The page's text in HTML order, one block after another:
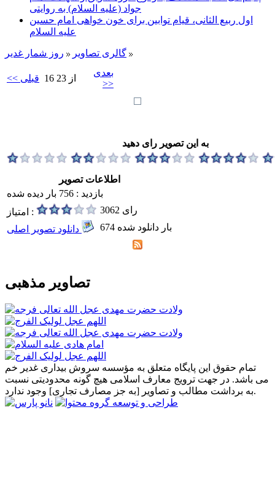
جواد (علیه السلام) به روایتی
اول ربیع الثانی، قیام توابین برای خون خواهی امام حسین
علیه السلام
گالری تصاویر روز شمار غدیر
<< قبلی 16 از 23
بعدی
>>
به این تصویر رای دهید
اطلاعات تصویر
بازدید : 756 بار دیده شده
امتیاز :
3062 رای
674 بار دانلود شده
تصاویر مذهبی
تمام حقوق این پایگاه متعلق به مؤسسه سروش بیداری غدیر خم
می باشد. در جهت ترویج معارف اسلامی هیچ گونه محدودیتی نسبت
به برداشت مطالب و تصاویر [به جز مصارف تجاری] وجود ندارد.